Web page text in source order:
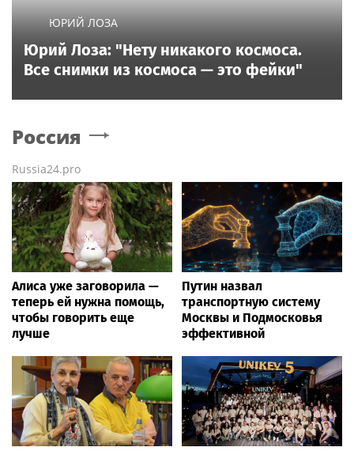
ЮРИЙ ЛОЗА
Юрий Лоза: "Нету никакого космоса.
Все снимки из космоса — это фейки"
Россия
Russia24.pro
Алиса уже заговорила —
теперь ей нужна помощь,
чтобы говорить еще
лучше
Путин назвал
транспортную систему
Москвы и Подмосковья
эффективной